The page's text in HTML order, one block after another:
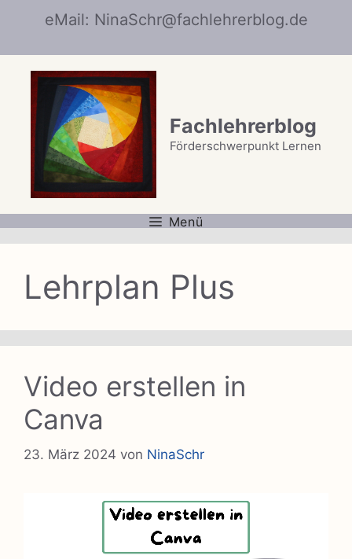
eMail: NinaSchr@fachlehrerblog.de
Fachlehrerblog
Förderschwerpunkt Lernen
Menü
Lehrplan Plus
Video erstellen in
Canva
23. März 2024 von NinaSchr